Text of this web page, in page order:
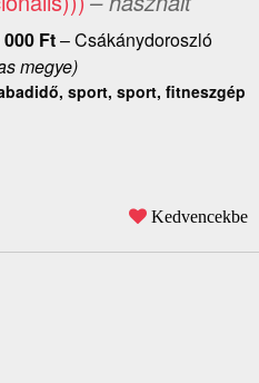
000 Ft–Csákánydoroszló
megye)
sport, sport, fitneszgép
Kedvencekbe